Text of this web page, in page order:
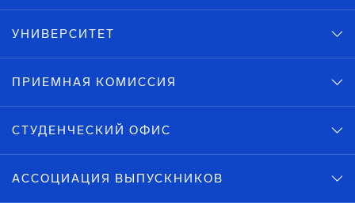
УНИВЕРСИТЕТ
ПРИЕМНАЯ КОМИССИЯ
СТУДЕНЧЕСКИЙ ОФИС
АССОЦИАЦИЯ ВЫПУСКНИКОВ